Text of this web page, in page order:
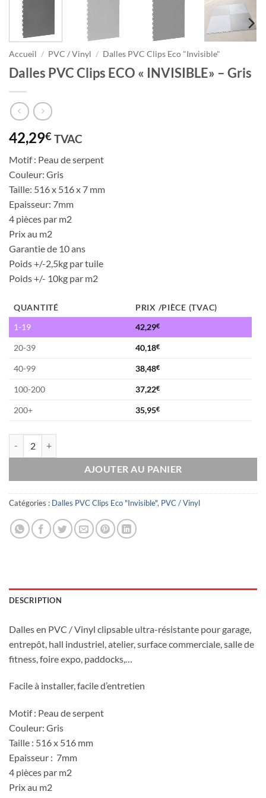
Accueil / PVC / Vinyl / Dalles PVC Clips Eco "Invisible"
Dalles PVC Clips ECO « INVISIBLE» – Gris
42,29€ TVAC
Motif : Peau de serpent
Couleur: Gris
Taille: 516 x 516 x 7 mm
Epaisseur: 7mm
4 pièces par m2
Prix au m2
Garantie de 10 ans
Poids +/-2,5kg par tuile
Poids +/- 10kg par m2
QUANTITÉ
PRIX /PIÈCE (TVAC)
1-19
42,29€
20-39 40,18€
40-99 38,48€
100-200 37,22€
200+ 35,95€
AJOUTER AU PANIER
Catégories : Dalles PVC Clips Eco "Invisible", PVC / Vinyl
DESCRIPTION
Dalles en PVC / Vinyl clipsable ultra-résistante pour garage,
entrepôt, hall industriel, atelier, surface commerciale, salle de
fitness, foire expo, paddocks,…
Facile à installer, facile d’entretien
Motif : Peau de serpent
Couleur: Gris
Taille : 516 x 516 mm
Epaisseur : 7mm
4 pièces par m2
Prix au m2